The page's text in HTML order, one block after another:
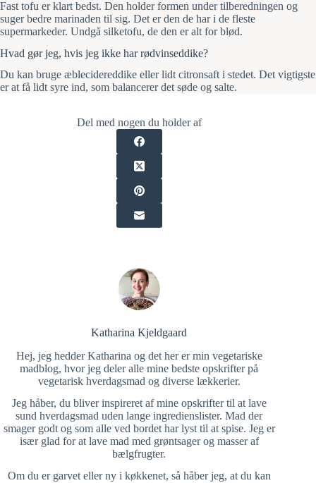
Fast tofu er klart bedst. Den holder formen under tilberedningen og
suger bedre marinaden til sig. Det er den de har i de fleste
supermarkeder. Undgå silketofu, de den er alt for blød.
Hvad gør jeg, hvis jeg ikke har rødvinseddike?
Du kan bruge æblecidereddike eller lidt citronsaft i stedet. Det vigtigste
er at få lidt syre ind, som balancerer det søde og salte.
Del med nogen du holder af
Katharina Kjeldgaard
Hej, jeg hedder Katharina og det her er min vegetariske
madblog, hvor jeg deler alle mine bedste opskrifter på
vegetarisk hverdagsmad og diverse lækkerier.
Jeg håber, du bliver inspireret af mine opskrifter til at lave
sund hverdagsmad uden lange ingredienslister. Mad der
smager godt og som alle ved bordet har lyst til at spise. Jeg er
især glad for at lave mad med grøntsager og masser af
bælgfrugter.
Om du er garvet eller ny i køkkenet, så håber jeg, at du kan